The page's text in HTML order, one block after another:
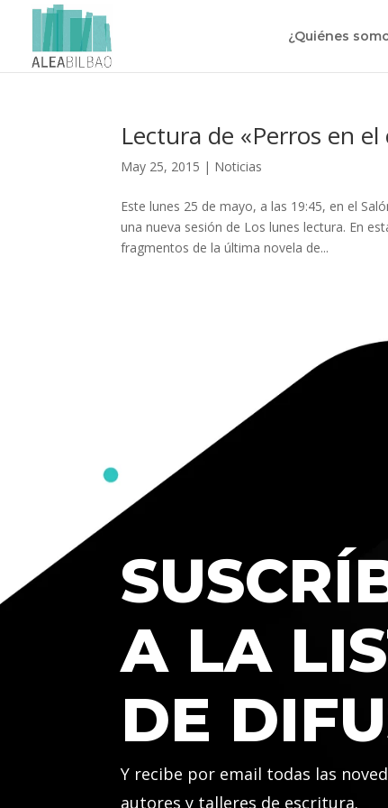
¿Quiénes
Lectura de «Perros en
May 25, 2015 | Noticias
Este lunes 25 de mayo, a las 19:45, en el
una nueva sesión de Los lunes lectura. En
fragmentos de la última novela de...
A LA
DE
Y recibe por email todas las
autores y talleres de escritura.